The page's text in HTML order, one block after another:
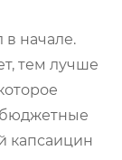
в начале.
тем лучше
бюджетные
капсаицин